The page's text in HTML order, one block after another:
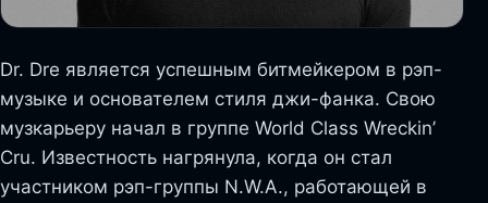
Dr. Dre является успешным битмейкером в рэп-
музыке и основателем стиля джи-фанка. Свою
музкарьеру начал в группе World Class Wreckin’
Cru. Известность нагрянула, когда он стал
участником рэп-группы N.W.A., работающей в